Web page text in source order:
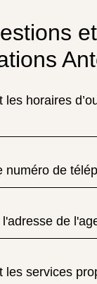
les horaires
numéro de
de
les services